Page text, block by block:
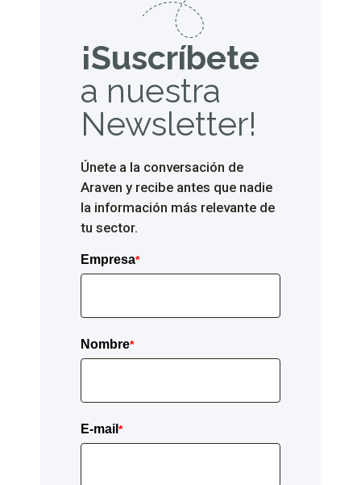
¡Suscríbete
a nuestra
Newsletter!
Únete a la conversación de
Araven y recibe antes que nadie
la información más relevante de
tu sector.
Empresa*
Nombre*
E-mail *